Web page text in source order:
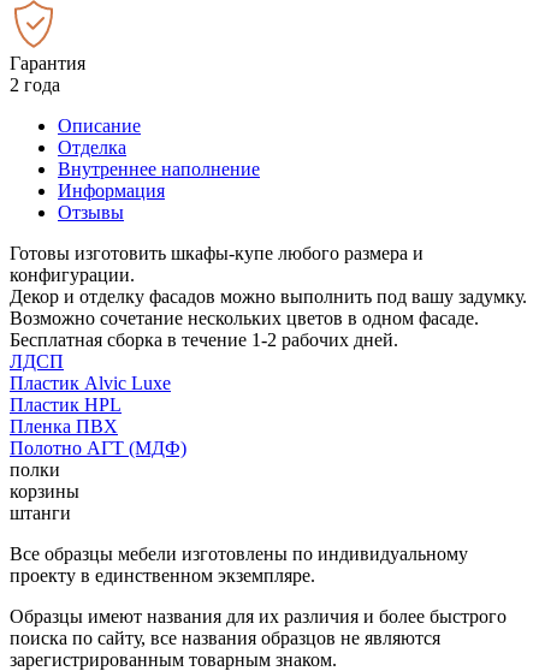
Гарантия
2 года
Описание
Отделка
Внутреннее наполнение
Информация
Отзывы
Готовы изготовить шкафы-купе любого размера и
конфигурации.
Декор и отделку фасадов можно выполнить под вашу задумку.
Возможно сочетание нескольких цветов в одном фасаде.
Бесплатная сборка в течение 1-2 рабочих дней.
ЛДСП
Пластик Alvic Luxe
Пластик HPL
Пленка ПВХ
Полотно АГТ (МДФ)
полки
корзины
штанги
Все образцы мебели изготовлены по индивидуальному
проекту в единственном экземпляре.
Образцы имеют названия для их различия и более быстрого
поиска по сайту, все названия образцов не являются
зарегистрированным товарным знаком.